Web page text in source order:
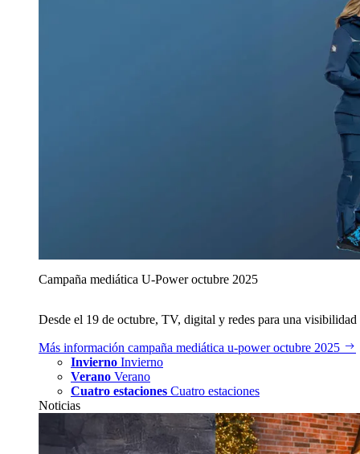
Campaña mediática U‑Power octubre 2025
Desde el 19 de octubre, TV, digital y redes para una
Más información campaña mediática u‑power octubre 2025
Invierno Invierno
Verano Verano
Cuatro estaciones Cuatro estaciones
Noticias